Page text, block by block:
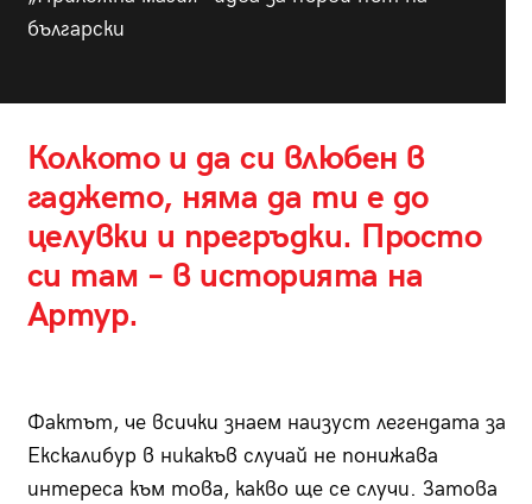
български
Колкото и да си влюбен в
гаджето, няма да ти е до
целувки и прегръдки. Просто
си там – в историята на
Артур.
Фактът, че всички знаем наизуст легендата за
Екскалибур в никакъв случай не понижава
интереса към това, какво ще се случи. Затова